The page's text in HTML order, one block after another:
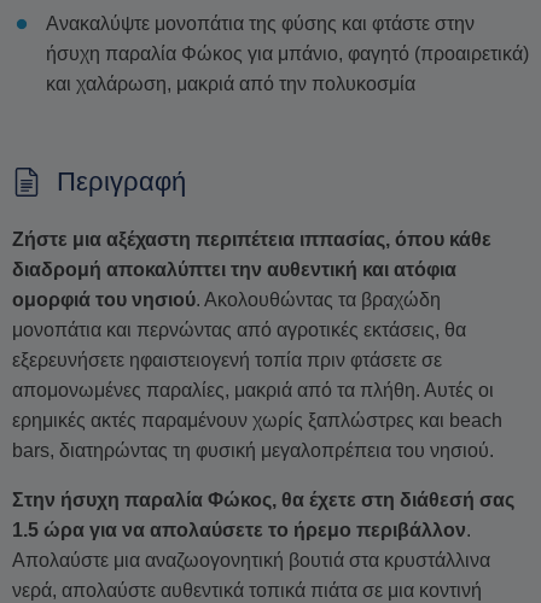
Ανακαλύψτε μονοπάτια της φύσης και φτάστε στην
ήσυχη παραλία Φώκος για μπάνιο, φαγητό (προαιρετικά)
και χαλάρωση, μακριά από την πολυκοσμία
Περιγραφή
Ζήστε μια αξέχαστη περιπέτεια ιππασίας, όπου κάθε
διαδρομή αποκαλύπτει την αυθεντική και ατόφια
ομορφιά του νησιού. Ακολουθώντας τα βραχώδη
μονοπάτια και περνώντας από αγροτικές εκτάσεις, θα
εξερευνήσετε ηφαιστειογενή τοπία πριν φτάσετε σε
απομονωμένες παραλίες, μακριά από τα πλήθη. Αυτές οι
ερημικές ακτές παραμένουν χωρίς ξαπλώστρες και beach
bars, διατηρώντας τη φυσική μεγαλοπρέπεια του νησιού.
Στην ήσυχη παραλία Φώκος, θα έχετε στη διάθεσή σας
1.5 ώρα για να απολαύσετε το ήρεμο περιβάλλον.
Απολαύστε μια αναζωογονητική βουτιά στα κρυστάλλινα
νερά, απολαύστε αυθεντικά τοπικά πιάτα σε μια κοντινή